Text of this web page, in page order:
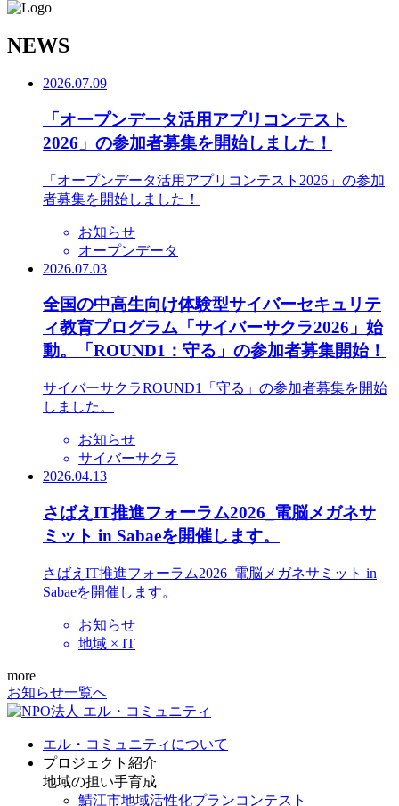
NEWS
2026.07.09
「オープンデータ活用アプリコンテスト
2026」の参加者募集を開始しました！
「オープンデータ活用アプリコンテスト2026」の参加
者募集を開始しました！
お知らせ
オープンデータ
2026.07.03
全国の中高生向け体験型サイバーセキュリテ
ィ教育プログラム「サイバーサクラ2026」始
動。「ROUND1：守る」の参加者募集開始！
サイバーサクラROUND1「守る」の参加者募集を開始
しました。
お知らせ
サイバーサクラ
2026.04.13
さばえIT推進フォーラム2026_電脳メガネサ
ミット in Sabaeを開催します。
さばえIT推進フォーラム2026_電脳メガネサミット in
Sabaeを開催します。
お知らせ
地域 × IT
more
お知らせ一覧へ
エル・コミュニティについて
プロジェクト紹介
地域の担い手育成
鯖江市地域活性化プランコンテスト